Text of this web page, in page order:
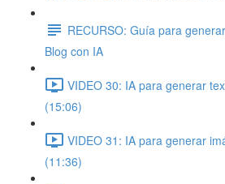
RECURSO: Guía para
Blog con IA
VIDEO 30: IA para generar
(15:06)
VIDEO 31: IA para generar
(11:36)